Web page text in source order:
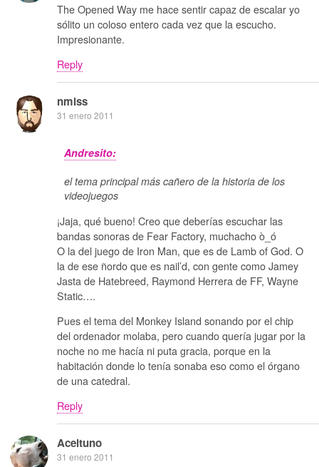
The Opened Way me hace sentir capaz de escalar yo
sólito un coloso entero cada vez que la escucho.
Impresionante.
Reply
nmlss
31 enero 2011
Andresito:
el tema principal más cañero de la historia de los
videojuegos
¡Jaja, qué bueno! Creo que deberías escuchar las
bandas sonoras de Fear Factory, muchacho ò_ó
O la del juego de Iron Man, que es de Lamb of God. O
la de ese ñordo que es nail’d, con gente como Jamey
Jasta de Hatebreed, Raymond Herrera de FF, Wayne
Static….
Pues el tema del Monkey Island sonando por el chip
del ordenador molaba, pero cuando quería jugar por la
noche no me hacía ni puta gracia, porque en la
habitación donde lo tenía sonaba eso como el órgano
de una catedral.
Reply
Aceituno
31 enero 2011